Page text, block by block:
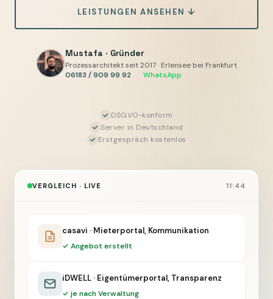
der
Layer,
der
davor
sitzt
LEISTUNGEN ANSEHEN ↓
Mustafa · Gründer
Prozessarchitekt seit 2017 · Erlensee bei Frankfurt
06183 / 909 99 92
WhatsApp
DSGVO-konform
Server in Deutschland
Erstgespräch kostenlos
VERGLEICH · LIVE 11:44
casavi · Mieterportal, Kommunikation
✓ Angebot erstellt
iDWELL · Eigentümerportal, Transparenz
✓ je nach Verwaltung